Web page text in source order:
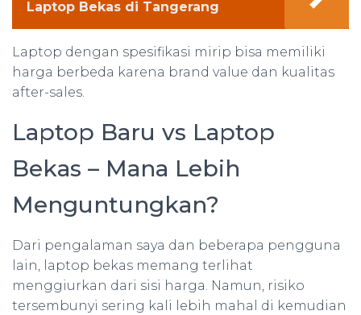
Laptop Bekas di Tangerang
Laptop dengan spesifikasi mirip bisa memiliki
harga berbeda karena brand value dan kualitas
after-sales.
Laptop Baru vs Laptop
Bekas – Mana Lebih
Menguntungkan?
Dari pengalaman saya dan beberapa pengguna
lain, laptop bekas memang terlihat
menggiurkan dari sisi harga. Namun, risiko
tersembunyi sering kali lebih mahal di kemudian